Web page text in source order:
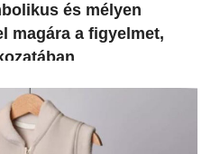
és mélyen
magára a figyelmet,
és a szolgálati
csupán egy